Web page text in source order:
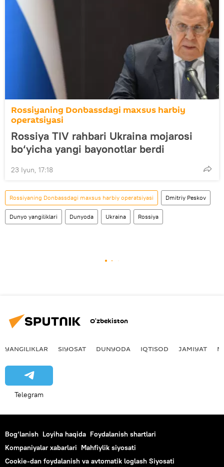
Rossiyaning Donbassdagi maxsus harbiy
operatsiyasi
Rossiya TIV rahbari Ukraina mojarosi
bo‘yicha yangi bayonotlar berdi
23 Iyun, 17:18
Rossiyaning Donbassdagi maxsus harbiy operatsiyasi Dmitriy Peskov
Dunyo yangiliklari Dunyoda Ukraina Rossiya
O‘zbekiston
YANGILIKLAR SIYOSAT DUNYODA IQTISOD JAMIYAT
Telegram
Bog‘lanish Loyiha haqida Foydalanish shartlari
Kompaniyalar xabarlari Mahfiylik siyosati
Cookie-dan foydalanish va avtomatik loglash Siyosati